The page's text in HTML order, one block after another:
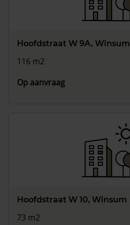
Hoofdstraat W 9A, Winsum
116 m2
Op aanvraag
Hoofdstraat W 10, Winsum
73 m2